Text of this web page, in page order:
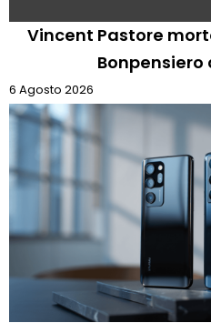
Vincent Pastore
Bonpensiero
6 Agosto 2026